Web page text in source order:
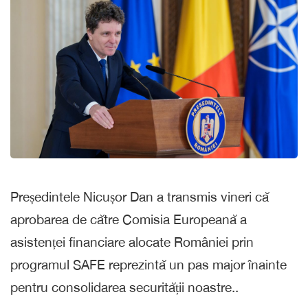
Președintele Nicușor Dan a transmis vineri că
aprobarea de către Comisia Europeană a
asistenței financiare alocate României prin
programul SAFE reprezintă un pas major înainte
pentru consolidarea securității noastre..